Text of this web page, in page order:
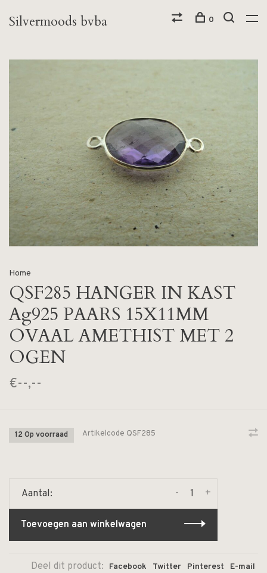
Silvermoods bvba 0
Home
QSF285 HANGER IN KAST
Ag925 PAARS 15X11MM
OVAAL AMETHIST MET 2
OGEN
€--,--
12 Op voorraad Artikelcode QSF285
Aantal: +
-
Toevoegen aan winkelwagen
Deel dit product: Facebook Twitter Pinterest E-mail